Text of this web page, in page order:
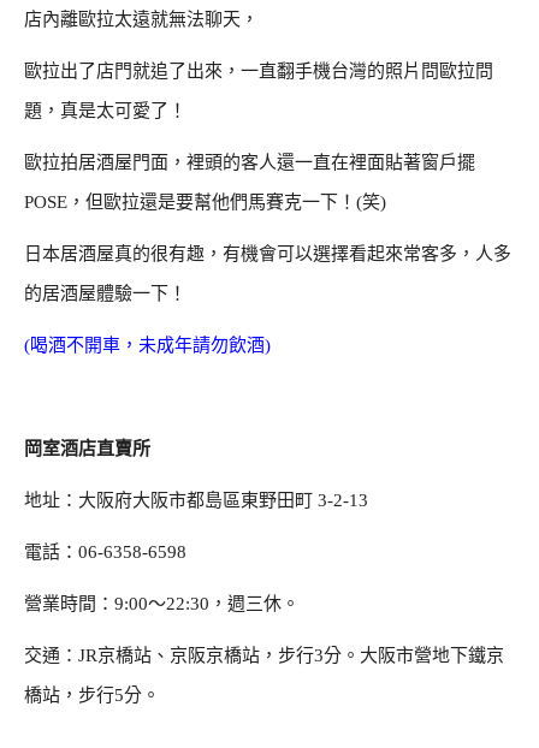
店內離歐拉太遠就無法聊天，
歐拉出了店門就追了出來，一直翻手機台灣的照片問歐拉問
題，真是太可愛了！
歐拉拍居酒屋門面，裡頭的客人還一直在裡面貼著窗戶擺
POSE，但歐拉還是要幫他們馬賽克一下！(笑)
日本居酒屋真的很有趣，有機會可以選擇看起來常客多，人多
的居酒屋體驗一下！
(喝酒不開車，未成年請勿飲酒)
岡室酒店直賣所
地址：大阪府大阪市都島區東野田町 3-2-13
電話：06-6358-6598
營業時間：9:00～22:30，週三休。
交通：JR京橋站、京阪京橋站，步行3分。大阪市營地下鐵京
橋站，步行5分。